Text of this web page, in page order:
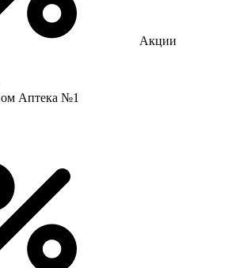
Акции
Аптека №1